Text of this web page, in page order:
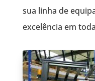
sua linha de
excelência em